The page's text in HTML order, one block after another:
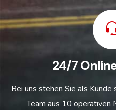
24/7
Bei uns stehen Sie als
Team aus 10 operativen